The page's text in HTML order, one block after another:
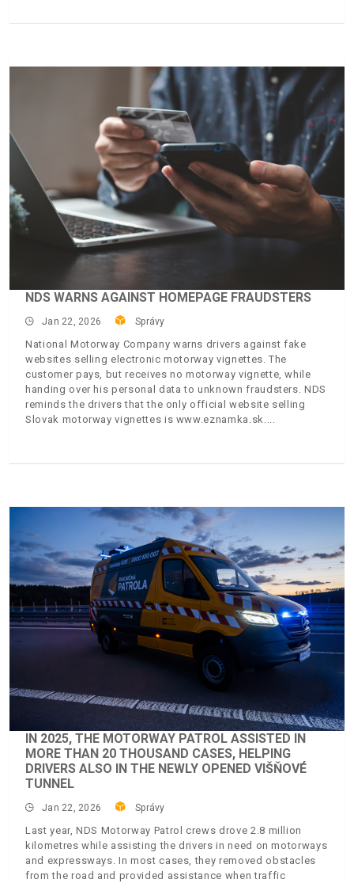
NDS WARNS AGAINST HOMEPAGE FRAUDSTERS
Jan 22, 2026 Správy
National Motorway Company warns drivers against fake
websites selling electronic motorway vignettes. The
customer pays, but receives no motorway vignette, while
handing over his personal data to unknown fraudsters. NDS
reminds the drivers that the only official website selling
Slovak motorway vignettes is www.eznamka.sk.
IN 2025, THE MOTORWAY PATROL ASSISTED IN
MORE THAN 20 THOUSAND CASES, HELPING
DRIVERS ALSO IN THE NEWLY OPENED VIŠŇOVÉ
TUNNEL
Jan 22, 2026 Správy
Last year, NDS Motorway Patrol crews drove 2.8 million
kilometres while assisting the drivers in need on motorways
and expressways. In most cases, they removed obstacles
from the road and provided assistance when traffic